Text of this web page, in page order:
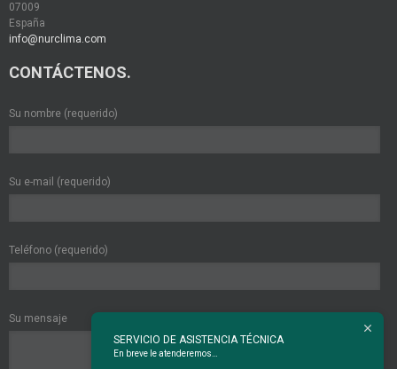
07009
España
info@nurclima.com
CONTÁCTENOS.
Su nombre (requerido)
Su e-mail (requerido)
Teléfono (requerido)
Su mensaje
SERVICIO DE ASISTENCIA TÉCNICA
En breve le atenderemos…